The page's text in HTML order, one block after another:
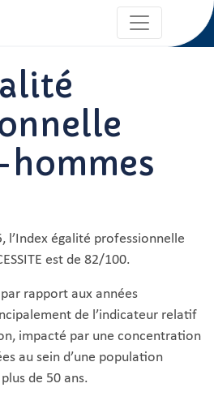
l’Index égalité professionnelle
est de 82/100.
rapport aux années
de l’indicateur relatif
impacté par une concentration
au sein d’une population
de 50 ans.